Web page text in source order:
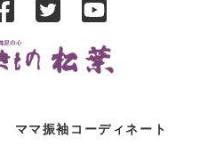
ママ振袖コーディネート